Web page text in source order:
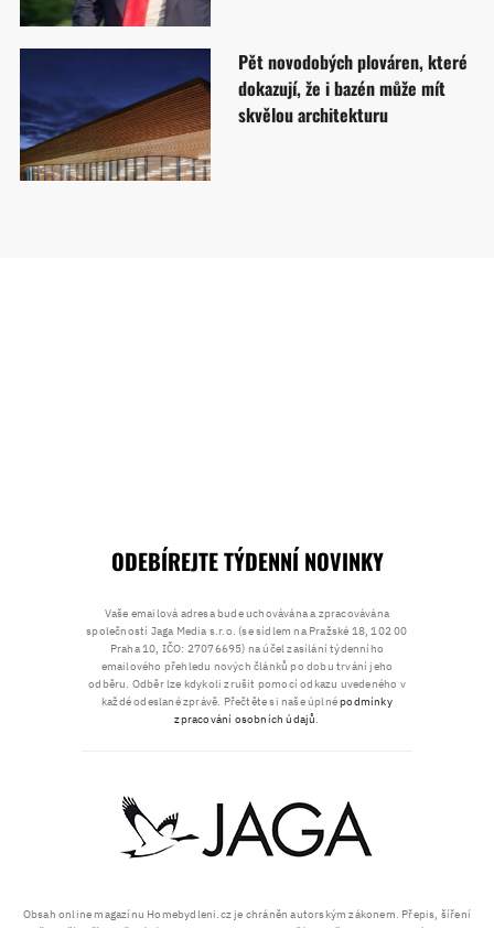
Pět novodobých plováren, které
dokazují, že i bazén může mít
skvělou architekturu
Obsah online magazínu Homebydleni.cz je chráněn autorským zákonem. Přepis, šíření
ODEBÍREJTE TÝDENNÍ NOVINKY
Vaše emailová adresa bude uchovávána a zpracovávána
společností Jaga Media s.r.o. (se sídlem na Pražské 18, 102 00
Praha 10, IČO: 27076695) na účel zasílání týdenního
emailového přehledu nových článků po dobu trvání jeho
odběru. Odběr lze kdykoli zrušit pomocí odkazu uvedeného v
každé odeslané zprávě. Přečtěte si naše úplnépodmínky
zpracování osobních údajů.